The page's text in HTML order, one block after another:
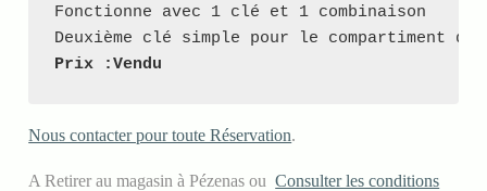
Fonctionne avec 1 clé et 1 combinaison
Prix :Vendu
Nous contacter pour toute Réservation.
A Retirer au magasin à Pézenas ouConsulter les conditions